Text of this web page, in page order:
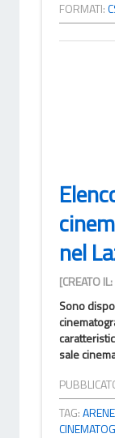
FORMATI:
nel
[CREATO
Sono
sale
TAG:ARENE